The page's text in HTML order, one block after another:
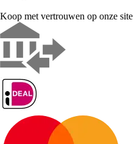
Koop met vertrouwen op onze site